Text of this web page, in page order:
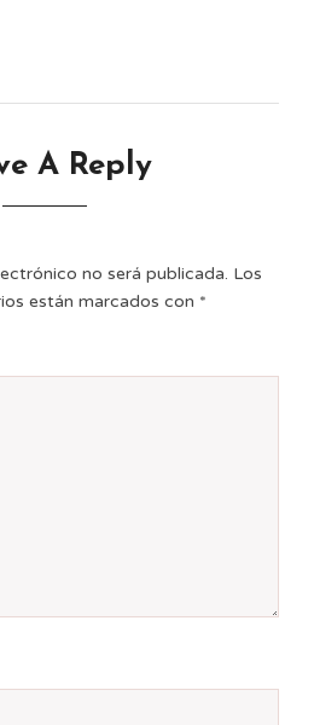
A Reply
no será publicada. Los
están marcados con *